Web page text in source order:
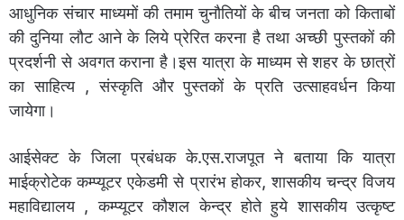
आधुनिक संचार माध्यमों की तमाम चुनौतियों के बीच जनता को किताबों
की दुनिया लौट आने के लिये प्रेरित करना है तथा अच्छी पुस्तकों की
प्रदर्शनी से अवगत कराना है।इस यात्रा के माध्यम से शहर के छात्रों
का साहित्य , संस्कृति और पुस्तकों के प्रति उत्साहवर्धन किया
जायेगा।
आईसेक्ट के जिला प्रबंधक के.एस.राजपूत ने बताया कि यात्रा
माईक्रोटेक कम्प्यूटर एकेडमी से प्रारंभ होकर, शासकीय चन्द्र विजय
महाविद्यालय , कम्प्यूटर कौशल केन्द्र होते हुये शासकीय उत्कृष्ट